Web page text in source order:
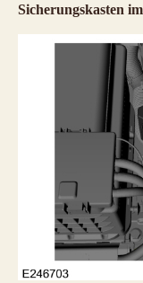
Sicherungskasten